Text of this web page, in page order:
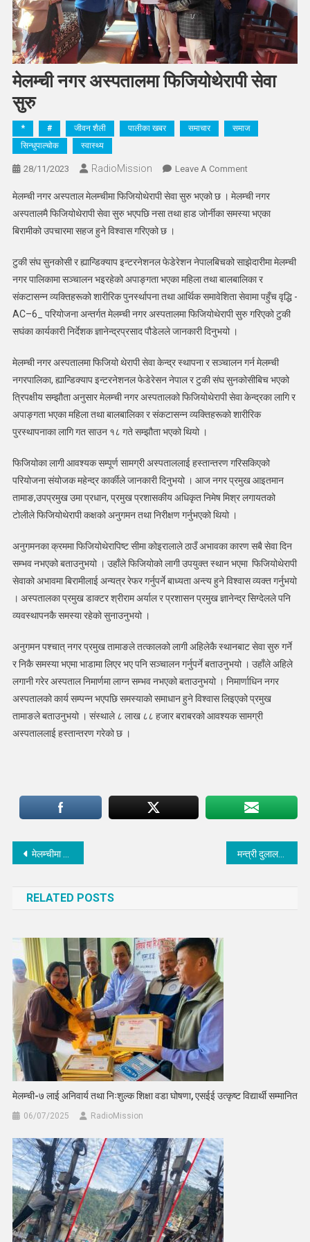
मेलम्ची नगर अस्पतालमा फिजियोथेरापी सेवा
सुरु
* # जीवन शैली पालीका खबर समाचार
समाज
सिन्धुपाल्चोक
स्वास्थ्य
28/11/2023 RadioMission Leave A CommentOn
नगर
अस्पतालमा
सुरु
मेलम्ची नगर अस्पताल मेलम्चीमा फिजियोथेरापी सेवा सुरु भएको छ । मेलम्ची नगर
अस्पतालमै फिजियोथेरापी सेवा सुरु भएपछि नसा तथा हाड जोर्नीका समस्या भएका
बिरामीको उपचारमा सहज हुने विश्वास गरिएको छ ।
टुकी संघ सुनकोसी र ह्यान्डिक्याप इन्टरनेशनल फेडेरेशन नेपालबिचको साझेदारीमा मेलम्ची
नगर पालिकामा सञ्चालन भइरहेको अपाङ्गता भएका महिला तथा बालबालिका र
संकटासन्न व्यक्तिहरूको शारीरिक पुनर्स्थापना तथा आर्थिक समावेशिता सेवामा पहुँच वृद्धि -
AC–6_ परियोजना अन्तर्गत मेलम्ची नगर अस्पतालमा फिजियोथेरापी सुरु गरिएको टुकी
सघंका कार्यकारी निर्देशक ज्ञानेन्द्रप्रसाद पौडेलले जानकारी दिनुभयो ।
मेलम्ची नगर अस्पतालमा फिजियो थेरापी सेवा केन्द्र स्थापना र सञ्चालन गर्न मेलम्ची
नगरपालिका, ह्यान्डिक्याप इन्टरनेशनल फेडेरेसन नेपाल र टुकी संघ सुनकोसीबिच भएको
त्रिपक्षीय सम्झौता अनुसार मेलम्ची नगर अस्पतालको फिजियोथेरापी सेवा केन्द्रका लागि र
अपाङ्गता भएका महिला तथा बालबालिका र संकटासन्न व्यक्तिहरूको शारीरिक
पुरस्थापनाका लागि गत साउन १८ गते सम्झौता भएको थियो ।
फिजियोका लागी आवश्यक सम्पूर्ण सामग्री अस्पताललाई हस्तान्तरण गरिसकिएको
परियोजना संयोजक महेन्द्र कार्कीले जानकारी दिनुभयो । आज नगर प्रमुख आइतमान
तामाङ,उपप्रमुख उमा प्रधान, प्रमुख प्रशासकीय अधिकृत निमेष मिश्र लगायतको
टोलीले फिजियोथेरापी कक्षको अनुगमन तथा निरीक्षण गर्नुभएको थियो ।
अनुगमनका क्रममा फिजियोथेरापिष्ट सीमा कोइरालाले ठाउँ अभावका कारण सबै सेवा दिन
सम्भव नभएको बताउनुभयो । उहाँले फिजियोको लागी उपयुक्त स्थान भएमा फिजियोथेरापी
सेवाको अभावमा बिरामीलाई अन्यत्र रेफर गर्नुपर्ने बाध्यता अन्त्य हुने विश्वास व्यक्त गर्नुभयो
। अस्पतालका प्रमुख डाक्टर श्रीराम अर्याल र प्रशासन प्रमुख ज्ञानेन्द्र सिग्देलले पनि
व्यवस्थापनकै समस्या रहेको सुनाउनुभयो ।
अनुगमन पश्चात् नगर प्रमुख तामाङले तत्कालको लागी अहिलेकै स्थानबाट सेवा सुरु गर्ने
र निकै समस्या भएमा भाडामा लिएर भए पनि सञ्चालन गर्नुपर्ने बताउनुभयो । उहाँले अहिले
लगानी गरेर अस्पताल निमार्णमा लाग्न सम्भव नभएको बताउनुभयो । निमार्णाधिन नगर
अस्पतालको कार्य सम्पन्न भएपछि समस्याको समाधान हुने विश्वास लिइएको प्रमुख
तामाङले बताउनुभयो । संस्थाले ८ लाख ८८ हजार बराबरको आवश्यक सामग्री
अस्पताललाई हस्तान्तरण गरेको छ ।
Post
मेलम्चीमा लैङ्गिक हिंसा विरुद्धको १६ दिने अभियानको उद्धघाटन मन्त्री दुलालद्धारा चौतारा,नवलपुर,मेलम्ची सडक खण्ड कालोपत्रेको शिलान्यास
RELATED POSTS
मेलम्ची-७ लाई अनिवार्य तथा निःशुल्क शिक्षा वडा घोषणा, एसईई उत्कृष्ट विद्यार्थी सम्मानित
06/07/2025 RadioMission